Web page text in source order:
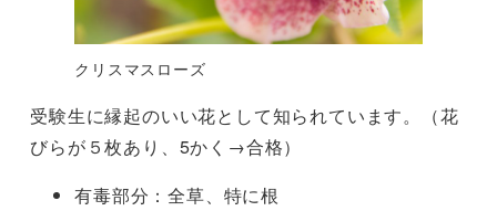
クリスマスローズ
受験生に縁起のいい花として知られています。（花
びらが５枚あり、5かく→合格）
有毒部分：全草、特に根